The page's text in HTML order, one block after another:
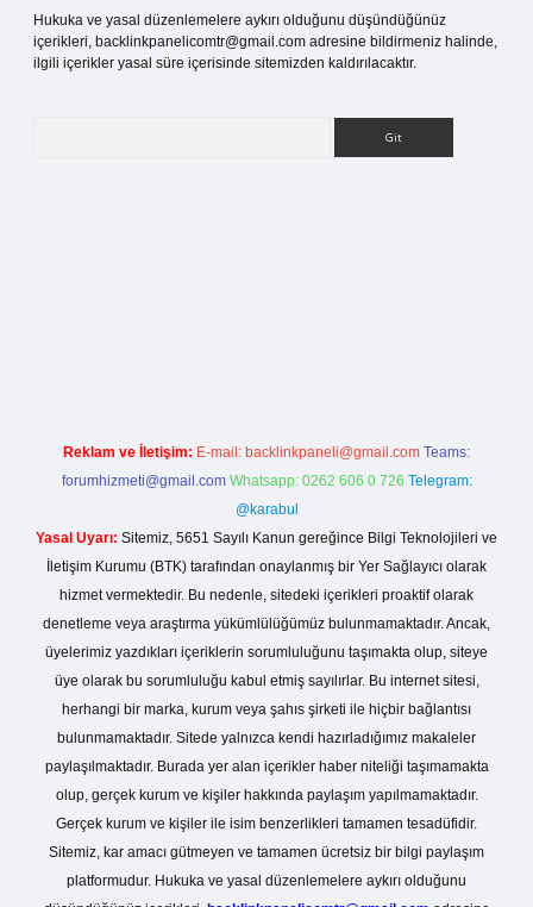
Hukuka ve yasal düzenlemelere aykırı olduğunu düşündüğünüz
içerikleri, backlinkpanelicomtr@gmail.com adresine bildirmeniz halinde,
ilgili içerikler yasal süre içerisinde sitemizden kaldırılacaktır.
Reklam ve İletişim: E-mail: backlinkpaneli@gmail.com Teams:
forumhizmeti@gmail.com Whatsapp: 0262 606 0 726 Telegram:
@karabul
Yasal Uyarı: Sitemiz, 5651 Sayılı Kanun gereğince Bilgi Teknolojileri ve
İletişim Kurumu (BTK) tarafından onaylanmış bir Yer Sağlayıcı olarak
hizmet vermektedir. Bu nedenle, sitedeki içerikleri proaktif olarak
denetleme veya araştırma yükümlülüğümüz bulunmamaktadır. Ancak,
üyelerimiz yazdıkları içeriklerin sorumluluğunu taşımakta olup, siteye
üye olarak bu sorumluluğu kabul etmiş sayılırlar. Bu internet sitesi,
herhangi bir marka, kurum veya şahıs şirketi ile hiçbir bağlantısı
bulunmamaktadır. Sitede yalnızca kendi hazırladığımız makaleler
paylaşılmaktadır. Burada yer alan içerikler haber niteliği taşımamakta
olup, gerçek kurum ve kişiler hakkında paylaşım yapılmamaktadır.
Gerçek kurum ve kişiler ile isim benzerlikleri tamamen tesadüfidir.
Sitemiz, kar amacı gütmeyen ve tamamen ücretsiz bir bilgi paylaşım
platformudur. Hukuka ve yasal düzenlemelere aykırı olduğunu